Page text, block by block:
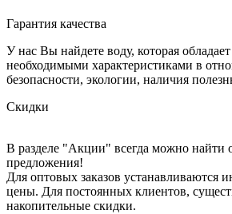
Гарантия качества
У нас Вы найдете воду, которая
необходимыми характеристиками в
безопасности, экологии, наличия
Скидки
В разделе "Акции" всегда можно найти
предложения!
Для оптовых заказов устанавливаются
цены. Для постоянных клиентов,
накопительные скидки.